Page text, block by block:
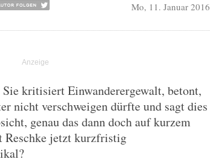
Mo, 11. Januar 2016
kritisiert Einwanderergewalt, betont,
nicht verschweigen dürfte und sagt dies
genau das dann doch auf kurzem
Reschke jetzt kurzfristig